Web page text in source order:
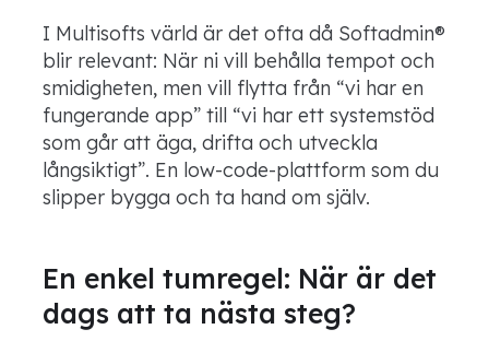
I Multisofts värld är det ofta då Softadmin®
blir relevant: När ni vill behålla tempot och
smidigheten, men vill flytta från “vi har en
fungerande app” till “vi har ett systemstöd
som går att äga, drifta och utveckla
långsiktigt”. En low-code-plattform som du
slipper bygga och ta hand om själv.
En enkel tumregel: När är det
dags att ta nästa steg?